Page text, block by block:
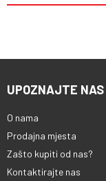
UPOZNAJTE NAS
O nama
Prodajna mjesta
Zašto kupiti od nas?
Kontaktirajte nas